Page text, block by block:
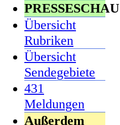
PRESSESCHAU
Übersicht
Rubriken
Übersicht
Sendegebiete
431
Meldungen
Außerdem